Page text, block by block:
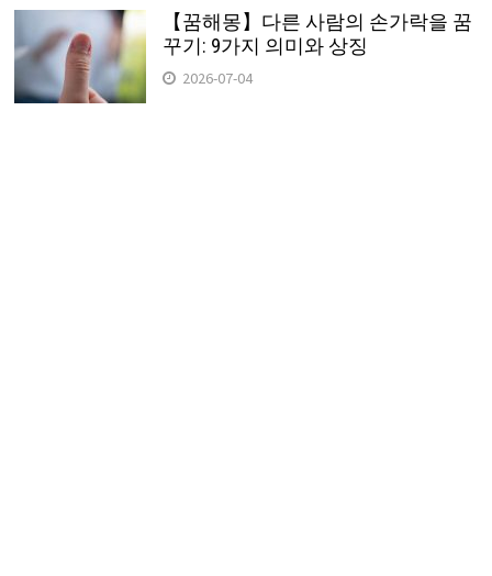
【꿈해몽】다른 사람의 손가락을 꿈
꾸기: 9가지 의미와 상징
2026-07-04